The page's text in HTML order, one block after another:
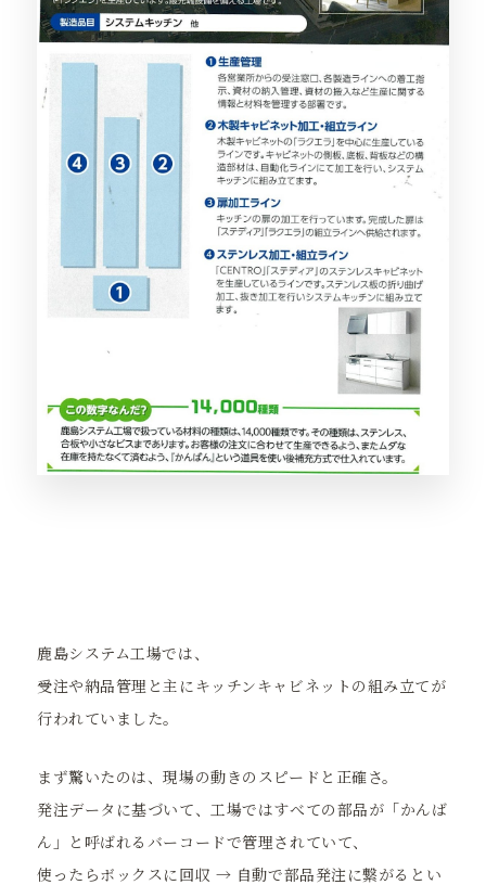
鹿島システム工場では、
受注や納品管理と主にキッチンキャビネットの組み立てが
行われていました。
まず驚いたのは、現場の動きのスピードと正確さ。
発注データに基づいて、工場ではすべての部品が「かんば
ん」と呼ばれるバーコードで管理されていて、
使ったらボックスに回収 → 自動で部品発注に繋がるとい